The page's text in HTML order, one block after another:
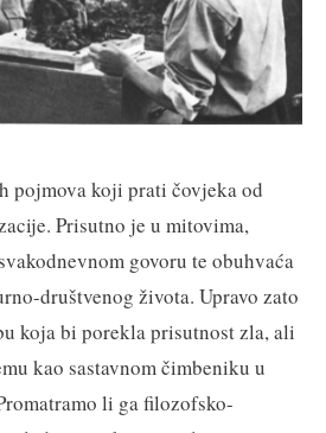
pojmova koji prati čovjeka od
Prisutno je u mitovima,
govoru te obuhvaća
društvenog života. Upravo zato
koja bi porekla prisutnost zla, ali
kao sastavnom čimbeniku u
li ga filozofsko-